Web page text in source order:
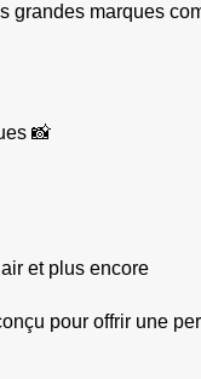
grandes marques
📸
et plus encore
pour offrir une